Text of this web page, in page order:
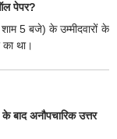
पेपर?
5 बजे) के उम्मीदवारों के
था।
अनौपचारिक उत्तर